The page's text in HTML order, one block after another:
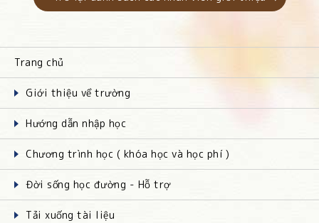
Trang chủ
Giới thiệu về trường
Hướng dẫn nhập học
Chương trình học ( khóa học và học phí )
Đời sống học đường - Hỗ trợ
Tải xuống tài liệu